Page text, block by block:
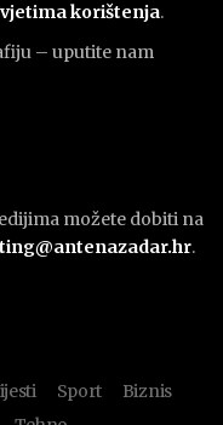
vjetima korištenja.
– uputite nam
možete dobiti na
.
Sport
Biznis